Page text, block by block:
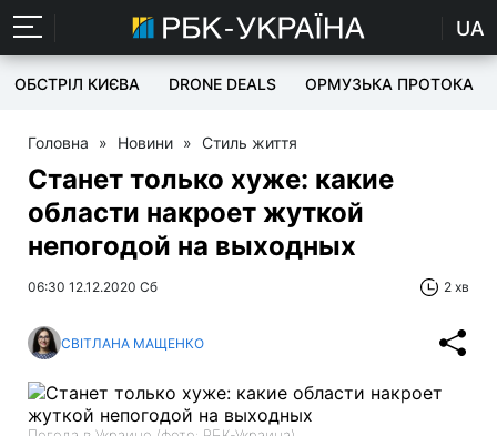
UA
ОБСТРІЛ КИЄВА DRONE DEALS ОРМУЗЬКА ПРОТОКА
Головна » Новини » Стиль життя
Станет только хуже: какие
области накроет жуткой
непогодой на выходных
06:30 12.12.2020 Сб 2 хв
СВІТЛАНА МАЩЕНКО